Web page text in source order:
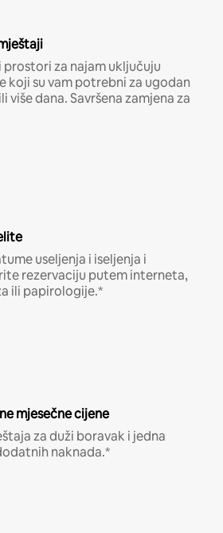
za najam uključuju
koji su vam potrebni za ugodan
više dana. Savršena zamjena za
useljenja i iseljenja i
rezervaciju putem interneta,
ili papirologije.*
mjesečne cijene
za duži boravak i jedna
naknada.*